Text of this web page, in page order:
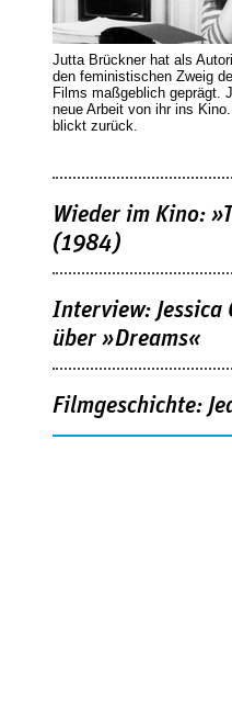
Jutta Brückner hat als
den feministischen Zweig
Films maßgeblich geprägt.
neue Arbeit von ihr ins
blickt zurück.
Wieder im Kino:
(1984)
Interview: Jessica
über »Dreams«
Filmgeschichte: